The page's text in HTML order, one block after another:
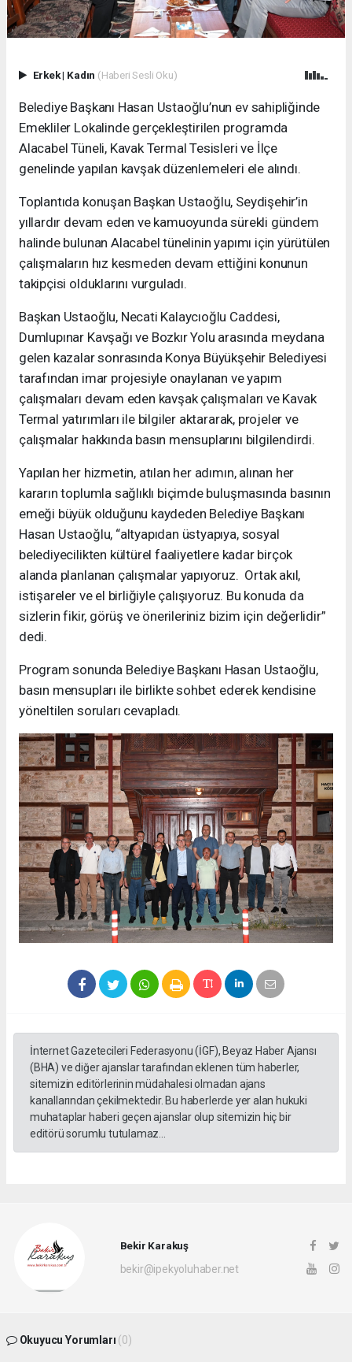
Erkek| Kadın (Haberi Sesli Oku)
Belediye Başkanı Hasan Ustaoğlu’nun ev sahipliğinde
Emekliler Lokalinde gerçekleştirilen programda
Alacabel Tüneli, Kavak Termal Tesisleri ve İlçe
genelinde yapılan kavşak düzenlemeleri ele alındı.
Toplantıda konuşan Başkan Ustaoğlu, Seydişehir’in
yıllardır devam eden ve kamuoyunda sürekli gündem
halinde bulunan Alacabel tünelinin yapımı için yürütülen
çalışmaların hız kesmeden devam ettiğini konunun
takipçisi olduklarını vurguladı.
Başkan Ustaoğlu, Necati Kalaycıoğlu Caddesi,
Dumlupınar Kavşağı ve Bozkır Yolu arasında meydana
gelen kazalar sonrasında Konya Büyükşehir Belediyesi
tarafından imar projesiyle onaylanan ve yapım
çalışmaları devam eden kavşak çalışmaları ve Kavak
Termal yatırımları ile bilgiler aktararak, projeler ve
çalışmalar hakkında basın mensuplarını bilgilendirdi.
Yapılan her hizmetin, atılan her adımın, alınan her
kararın toplumla sağlıklı biçimde buluşmasında basının
emeği büyük olduğunu kaydeden Belediye Başkanı
Hasan Ustaoğlu, “altyapıdan üstyapıya, sosyal
belediyecilikten kültürel faaliyetlere kadar birçok
alanda planlanan çalışmalar yapıyoruz. Ortak akıl,
istişareler ve el birliğiyle çalışıyoruz. Bu konuda da
sizlerin fikir, görüş ve önerileriniz bizim için değerlidir”
dedi.
Program sonunda Belediye Başkanı Hasan Ustaoğlu,
basın mensupları ile birlikte sohbet ederek kendisine
yöneltilen soruları cevapladı.
İnternet Gazetecileri Federasyonu (İGF), Beyaz Haber Ajansı
(BHA) ve diğer ajanslar tarafından eklenen tüm haberler,
sitemizin editörlerinin müdahalesi olmadan ajans
kanallarından çekilmektedir. Bu haberlerde yer alan hukuki
muhataplar haberi geçen ajanslar olup sitemizin hiç bir
editörü sorumlu tutulamaz...
Bekir Karakuş
bekir@ipekyoluhaber.net
Okuyucu Yorumları (0)